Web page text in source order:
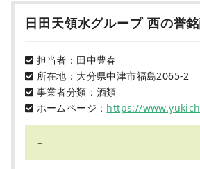
日田天領水グループ 西の誉
担当者：田中豊春
所在地：大分県中津市福島2065-2
事業者分類：酒類
ホームページ： https://
－